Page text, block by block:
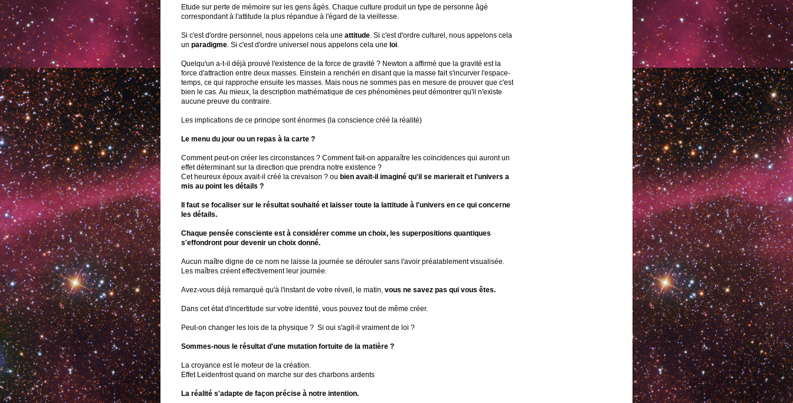
Etude sur perte de mémoire sur les gens âgés. Chaque culture produit un type de personne âgé
correspondant à l'attitude la plus répandue à l'égard de la vieillesse.
Si c'est d'ordre personnel, nous appelons cela une attitude. Si c'est d'ordre culturel, nous appelons cela
un paradigme. Si c'est d'ordre universel nous appelons cela une loi.
Quelqu'un a-t-il déjà prouvé l'existence de la force de gravité ? Newton a affirmé que la gravité est la
force d'attraction entre deux masses. Einstein a renchéri en disant que la masse fait s'incurver l'espace-
temps, ce qui rapproche ensuite les masses. Mais nous ne sommes pas en mesure de prouver que c'est
bien le cas. Au mieux, la description mathématique de ces phénomènes peut démontrer qu'il n'existe
aucune preuve du contraire.
Les implications de ce principe sont énormes (la conscience créé la réalité)
Le menu du jour ou un repas à la carte ?
Comment peut-on créer les circonstances ? Comment fait-on apparaître les coïncidences qui auront un
effet déterminant sur la direction que prendra notre existence ?
Cet heureux époux avait-il créé la crevaison ? ou bien avait-il imaginé qu'il se marierait et l'univers a
mis au point les détails ?
Il faut se focaliser sur le résultat souhaité et laisser toute la lattitude à l'univers en ce qui concerne
les détails.
Chaque pensée consciente est à considérer comme un choix, les superpositions quantiques
s'effondront pour devenir un choix donné.
Aucun maître digne de ce nom ne laisse la journée se dérouler sans l'avoir préalablement visualisée.
Les maîtres créent effectivement leur journée.
Avez-vous déjà remarqué qu'à l'instant de votre réveil, le matin, vous ne savez pas qui vous êtes.
Dans cet état d'incertitude sur votre identité, vous pouvez tout de même créer.
Peut-on changer les lois de la physique ? Si oui s'agit-il vraiment de loi ?
Sommes-nous le résultat d'une mutation fortuite de la matière ?
La croyance est le moteur de la création.
Effet Leidenfrost quand on marche sur des charbons ardents
La réalité s'adapte de façon précise à notre intention.